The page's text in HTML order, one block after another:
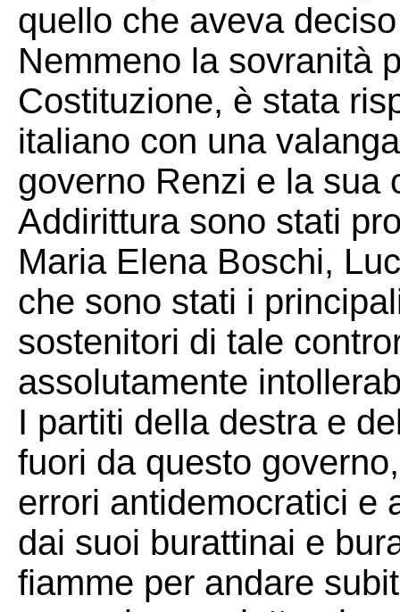
quello che aveva
Nemmeno la sovranità
Costituzione, è stata
italiano con una
governo Renzi e la sua
Addirittura sono stati
Maria Elena Boschi,
che sono stati i
sostenitori di tale
assolutamente
I partiti della destra e
fuori da questo
errori antidemocratici e
dai suoi burattinai e
fiamme per andare